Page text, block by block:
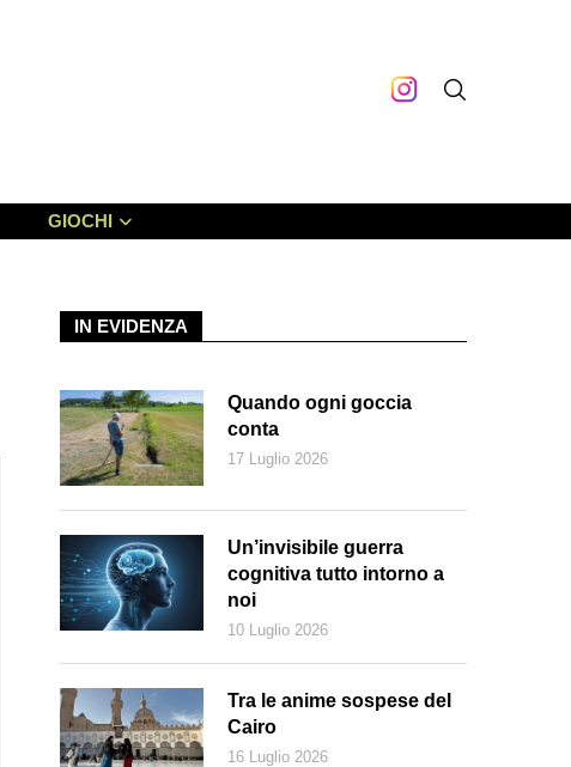
GIOCHI
IN EVIDENZA
Quando ogni goccia
conta
17 Luglio 2026
Un’invisibile guerra
cognitiva tutto intorno a
noi
10 Luglio 2026
Tra le anime sospese del
Cairo
16 Luglio 2026